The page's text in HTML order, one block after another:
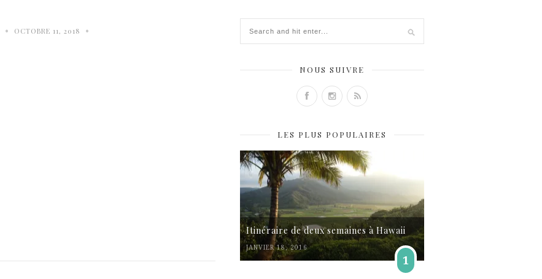
• OCTOBRE 11, 2018 •
NOUS SUIVRE
LES PLUS POPULAIRES
Itinéraire de deux semaines à Hawaii
JANVIER 18, 2016
1